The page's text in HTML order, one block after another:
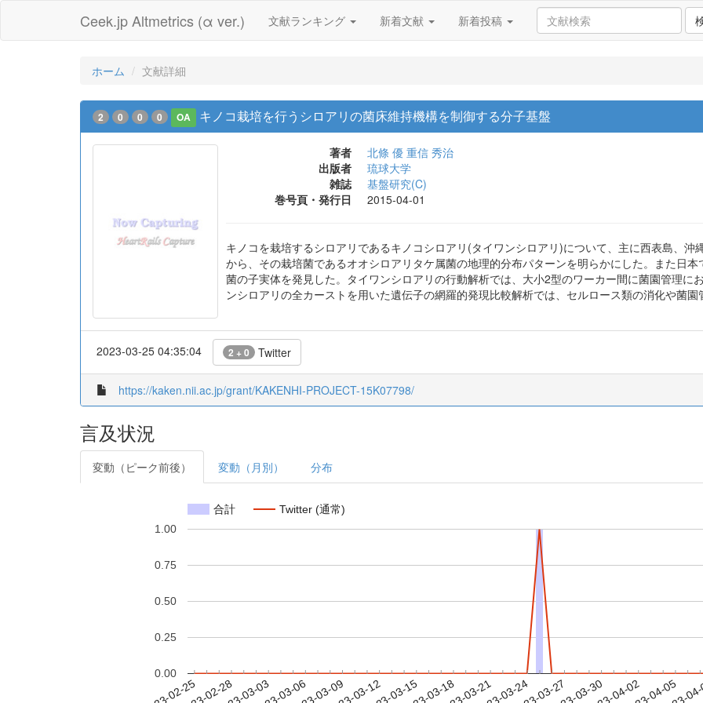
Ceek.jp Altmetrics (α ver.) 文献ランキング 新着文献 新着投稿
ホーム 文献詳細
2 0 0 0 OA キノコ栽培を行うシロアリの菌床維持機構を制御する分子基盤
著者 北條 優 重信 秀治
出版者
琉球大学
雑誌
基盤研究(C)
巻号頁・発行日
2015-04-01
キノコを栽培するシロアリであるキノコシロアリ(タイワンシロアリ)について、主に西表島、
から、その栽培菌であるオオシロアリタケ属菌の地理的分布パターンを明らかにした。また日
菌の子実体を発見した。タイワンシロアリの行動解析では、大小2型のワーカー間に菌園管理に
ンシロアリの全カーストを用いた遺伝子の網羅的発現比較解析では、セルロース類の消化や菌園
2023-03-25 04:35:04 2 + 0 Twitter
https://kaken.nii.ac.jp/grant/KAKENHI-PROJECT-15K07798/
言及状況
変動（ピーク前後） 変動（月別） 分布
合計 Twitter (通常)
0.00
0.25
0.50
0.75
1.00